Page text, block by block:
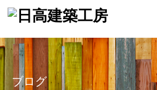
ブログ